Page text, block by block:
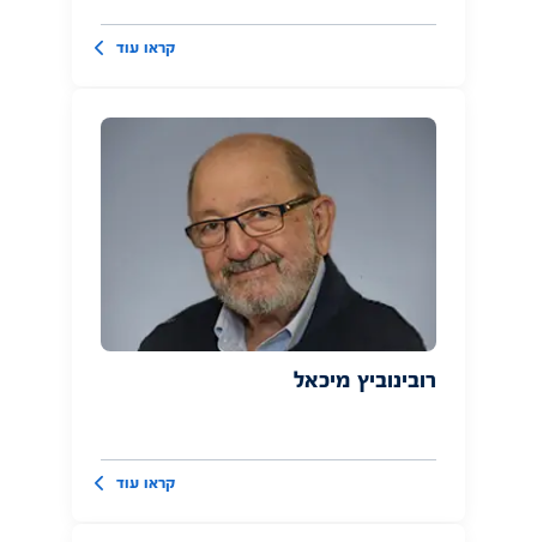
קראו עוד
רובינוביץ מיכאל
קראו עוד